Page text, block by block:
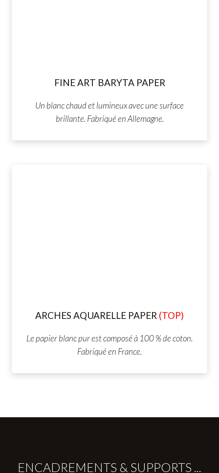
FINE ART BARYTA PAPER
Un blanc chaud et lumineux avec une surface
brillante. Fabriqué en Allemagne.
ARCHES AQUARELLE PAPER (TOP)
Le papier blanc pur est composé à 100 % de coton.
Fabriqué en France.
ENCADREMENTS & SUPPORTS ...